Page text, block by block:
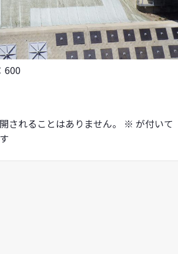
600
されることはありません。 ※ が付いて